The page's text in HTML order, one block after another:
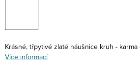
Krásné, třpytivé zlaté náušnice kruh -
Více informací